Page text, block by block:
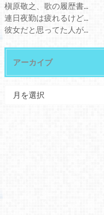
槇原敬之、歌の履歴書...
連日夜勤は疲れるけど...
彼女だと思ってた人が...
アーカイブ